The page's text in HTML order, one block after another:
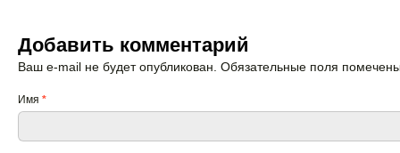
Добавить комментарий
Ваш e-mail не будет опубликован. Обязательные поля
Имя *